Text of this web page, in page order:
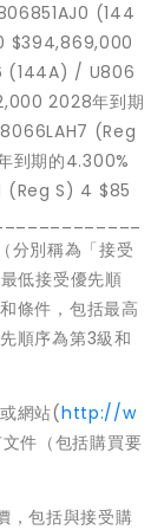
(144
$394,869,000
(144A) / U806
2028年到期
(Reg
到期的4.300%
(Reg S) 4 $85
分別稱為「接受
低接受優先順
條件，包括最高
順序為第3級和
網站(http://w
件（包括購買要
，包括與接受購